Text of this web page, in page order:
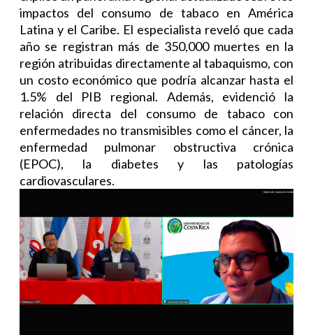
impactos del consumo de tabaco en América
Latina y el Caribe. El especialista reveló que cada
año se registran más de 350,000 muertes en la
región atribuidas directamente al tabaquismo, con
un costo económico que podría alcanzar hasta el
1.5% del PIB regional. Además, evidenció la
relación directa del consumo de tabaco con
enfermedades no transmisibles como el cáncer, la
enfermedad pulmonar obstructiva crónica
(EPOC), la diabetes y las patologías
cardiovasculares.